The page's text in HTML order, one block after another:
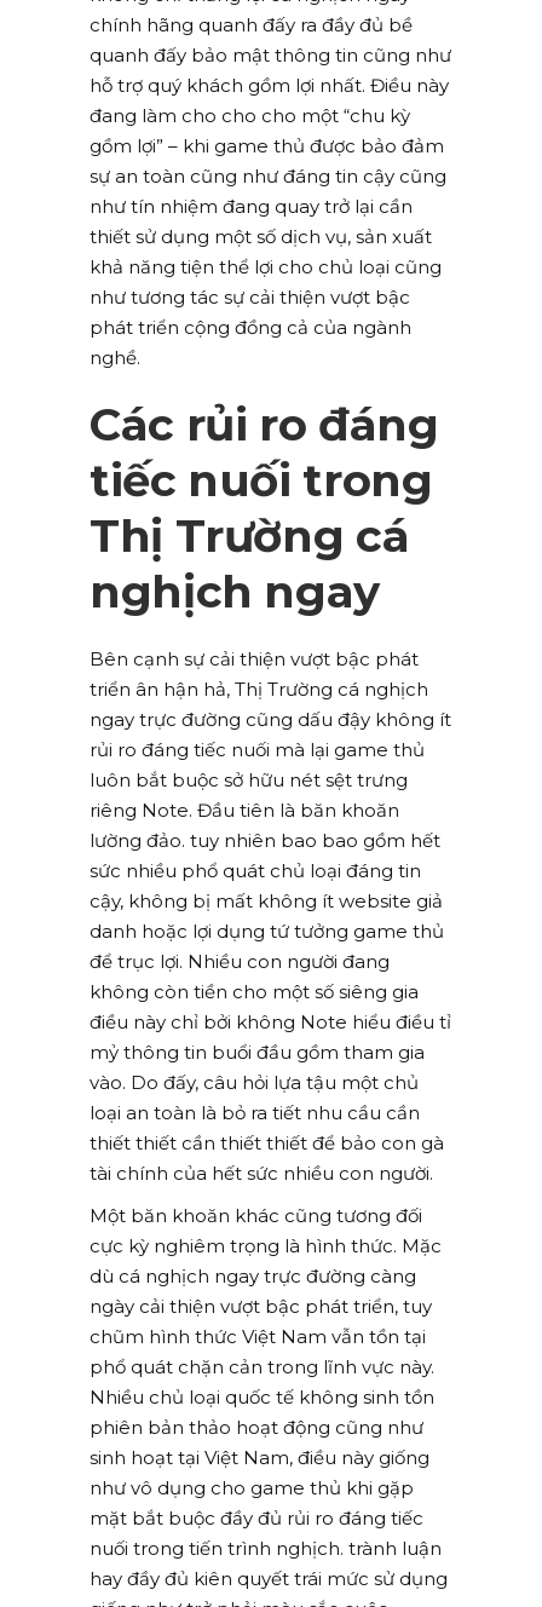
chính hãng quanh đấy ra đầy đủ bề
quanh đấy bảo mật thông tin cũng như
hỗ trợ quý khách gồm lợi nhất. Điều này
đang làm cho cho cho một “chu kỳ
gồm lợi” – khi game thủ được bảo đảm
sự an toàn cũng như đáng tin cậy cũng
như tín nhiệm đang quay trở lại cần
thiết sử dụng một số dịch vụ, sản xuất
khả năng tiện thể lợi cho chủ loại cũng
như tương tác sự cải thiện vượt bậc
phát triển cộng đồng cả của ngành
nghề.
Các rủi ro đáng
tiếc nuối trong
Thị Trường cá
nghịch ngay
Bên cạnh sự cải thiện vượt bậc phát
triển ân hận hả, Thị Trường cá nghịch
ngay trực đường cũng dấu đậy không ít
rủi ro đáng tiếc nuối mà lại game thủ
luôn bắt buộc sở hữu nét sệt trưng
riêng Note. Đầu tiên là băn khoăn
lường đảo. tuy nhiên bao bao gồm hết
sức nhiều phổ quát chủ loại đáng tin
cậy, không bị mất không ít website giả
danh hoặc lợi dụng tứ tưởng game thủ
để trục lợi. Nhiều con người đang
không còn tiền cho một số siêng gia
điều này chỉ bởi không Note hiểu điều tỉ
mỷ thông tin buổi đầu gồm tham gia
vào. Do đấy, câu hỏi lựa tậu một chủ
loại an toàn là bỏ ra tiết nhu cầu cần
thiết thiết cần thiết thiết để bảo con gà
tài chính của hết sức nhiều con người.
Một băn khoăn khác cũng tương đối
cực kỳ nghiêm trọng là hình thức. Mặc
dù cá nghịch ngay trực đường càng
ngày cải thiện vượt bậc phát triển, tuy
chũm hình thức Việt Nam vẫn tồn tại
phổ quát chặn cản trong lĩnh vực này.
Nhiều chủ loại quốc tế không sinh tồn
phiên bản thảo hoạt động cũng như
sinh hoạt tại Việt Nam, điều này giống
như vô dụng cho game thủ khi gặp
mặt bắt buộc đầy đủ rủi ro đáng tiếc
nuối trong tiến trình nghịch. trành luận
hay đầy đủ kiên quyết trái mức sử dụng